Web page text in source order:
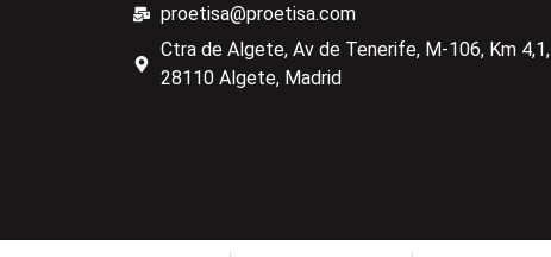
proetisa@proetisa.com
Ctra de Algete, Av de Tenerife, M-106, Km 4,1,
28110 Algete, Madrid